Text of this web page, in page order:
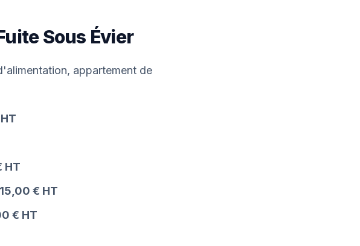
Sous Évier
appartement de
HT
15,00 € HT
€ HT